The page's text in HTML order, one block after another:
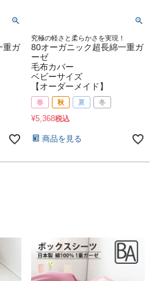
重ガ
究極の軽さと柔らかさを実現！
80オーガニック超長綿一重ガ
ーゼ
毛布カバー
ベビーサイズ
【オーダーメイド】
春 秋 夏 冬
¥5,368税込
商品を見る